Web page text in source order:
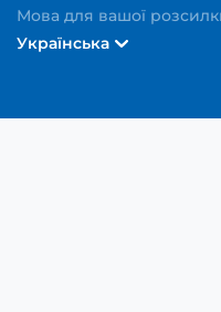
Мова для вашої
Українська